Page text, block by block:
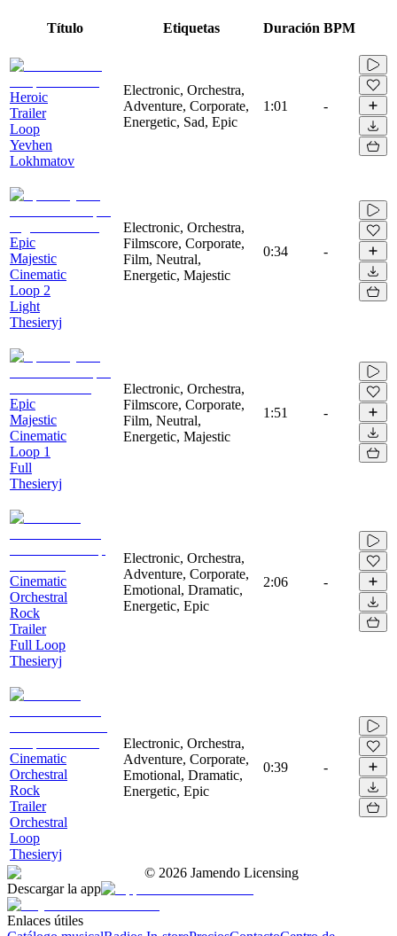
Título Etiquetas Duración BPM
Heroic
Trailer
Loop
Yevhen
Lokhmatov
Electronic, Orchestra,
Adventure, Corporate,
Energetic, Sad, Epic
1:01 -
Epic
Majestic
Cinematic
Loop 2
Light
Thesieryj
Electronic, Orchestra,
Filmscore, Corporate,
Film, Neutral,
Energetic, Majestic
0:34 -
Epic
Majestic
Cinematic
Loop 1
Full
Thesieryj
Electronic, Orchestra,
Filmscore, Corporate,
Film, Neutral,
Energetic, Majestic
1:51 -
Cinematic
Orchestral
Rock
Trailer
Full Loop
Thesieryj
Electronic, Orchestra,
Adventure, Corporate,
Emotional, Dramatic,
Energetic, Epic
2:06 -
Cinematic
Orchestral
Rock
Trailer
Orchestral
Loop
Thesieryj
Electronic, Orchestra,
Adventure, Corporate,
Emotional, Dramatic,
Energetic, Epic
0:39 -
© 2026 Jamendo Licensing
Descargar la app
Enlaces útiles